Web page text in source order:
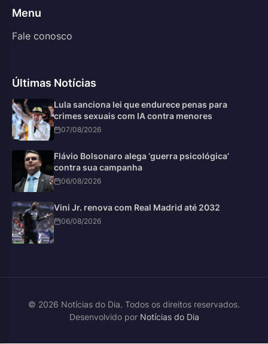
Menu
Fale conosco
Últimas Notícias
Lula sanciona lei que endurece penas para
crimes sexuais com IA contra menores
07/08/2026
Flávio Bolsonaro alega ‘guerra psicológica’
contra sua campanha
06/08/2026
Vini Jr. renova com Real Madrid até 2032
06/08/2026
© 2026 Notícias do Dia. Todos os direitos reservados.
Desenvolvido por Notícias do Dia